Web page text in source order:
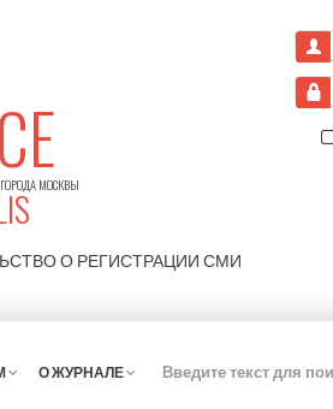
МОСКВЫ
О РЕГИСТРАЦИИ СМИ
О ЖУРНАЛЕ